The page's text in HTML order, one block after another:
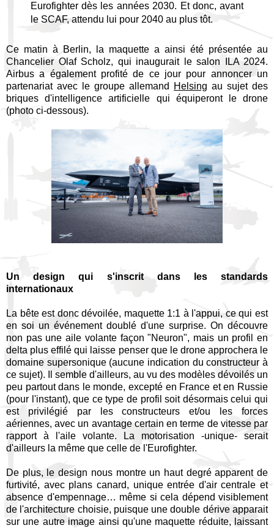
Eurofighter dès les années 2030. Et donc, avant
le SCAF, attendu lui pour 2040 au plus tôt.
Ce matin à Berlin, la maquette a ainsi été présentée au
Chancelier Olaf Scholz, qui inaugurait le salon ILA 2024.
Airbus a également profité de ce jour pour annoncer un
partenariat avec le groupe allemand
Helsing au sujet des
briques d'intelligence artificielle qui équiperont le drone
(photo ci-dessous).
Un design qui s'inscrit dans les standards
internationaux
La bête est donc dévoilée, maquette 1:1 à l'appui, ce qui est
en soi un événement doublé d'une surprise. On découvre
non pas une aile volante façon "Neuron", mais un profil en
delta plus effilé qui laisse penser que le drone approchera le
domaine supersonique (aucune indication du constructeur à
ce sujet). Il semble d'ailleurs, au vu des modèles dévoilés un
peu partout dans le monde, excepté en France et en Russie
(pour l'instant), que ce type de profil soit désormais celui qui
est privilégié par les constructeurs et/ou les forces
aériennes, avec un avantage certain en terme de vitesse par
rapport à l'aile volante. La motorisation -unique- serait
d'ailleurs la même que celle de l'Eurofighter.
De plus, le design nous montre un haut degré apparent de
furtivité, avec plans canard, unique entrée d'air centrale et
absence d'empennage… même si cela dépend visiblement
de l'architecture choisie, puisque une double dérive apparait
sur une autre image ainsi qu'une maquette réduite, laissant